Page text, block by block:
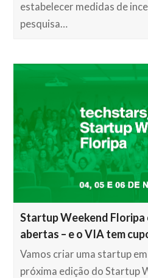
estabelecer medidas de
pesquisa…
Startup Weekend Floripa
abertas – e o VIA tem
Vamos criar uma startup
próxima edição do Startup